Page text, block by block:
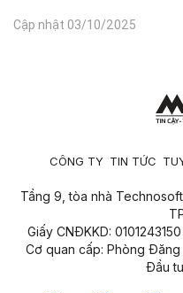
Cập nhật 03/10/2025
CÔNG TY TIN TỨC
Tầng 9, tòa nhà
Giấy CNĐKKD:
Cơ quan cấp: Phòng
Đầu